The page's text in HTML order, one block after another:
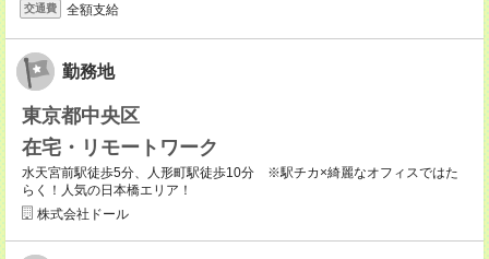
交通費 全額支給
勤務地
東京都中央区
在宅・リモートワーク
水天宮前駅徒歩5分、人形町駅徒歩10分 ※駅チカ×綺麗なオフィスではた
らく！人気の日本橋エリア！
株式会社ドール